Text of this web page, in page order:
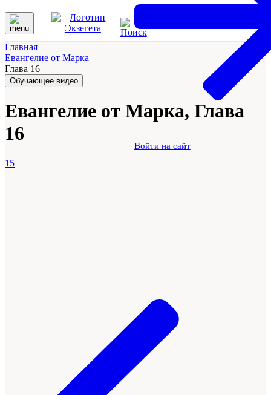
Войти на сайт
Главная
Евангелие от Марка
Глава 16
Обучающее видео
Евангелие от Марка, Глава
16
15